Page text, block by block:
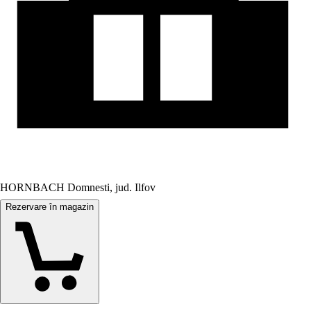
HORNBACH Domnesti, jud. Ilfov
Rezervare în magazin